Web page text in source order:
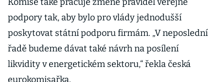
podpory tak, aby bylo pro vlády jednodušší
poskytovat státní podporu firmám. „V neposlední
řadě budeme dávat také návrh na posílení
likvidity v energetickém sektoru,“ řekla česká
eurokomisařka.